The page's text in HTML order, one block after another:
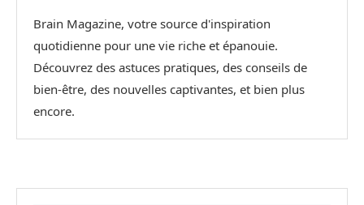
Brain Magazine, votre source d'inspiration
quotidienne pour une vie riche et épanouie.
Découvrez des astuces pratiques, des conseils de
bien-être, des nouvelles captivantes, et bien plus
encore.